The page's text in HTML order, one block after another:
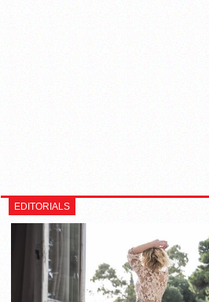
EDITORIALS